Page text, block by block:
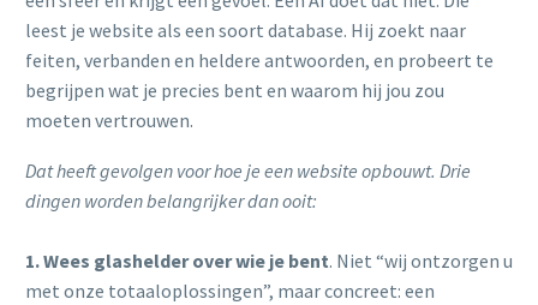
leest je website als een soort database. Hij zoekt naar
feiten, verbanden en heldere antwoorden, en probeert te
begrijpen wat je precies bent en waarom hij jou zou
moeten vertrouwen.
Dat heeft gevolgen voor hoe je een website opbouwt. Drie
dingen worden belangrijker dan ooit:
1. Wees glashelder over wie je bent. Niet “wij ontzorgen u
met onze totaaloplossingen”, maar concreet: een